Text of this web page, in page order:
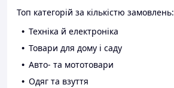
Топ категорій за кількістю замовлень:
Техніка й електроніка
Товари для дому і саду
Авто- та мототовари
Одяг та взуття